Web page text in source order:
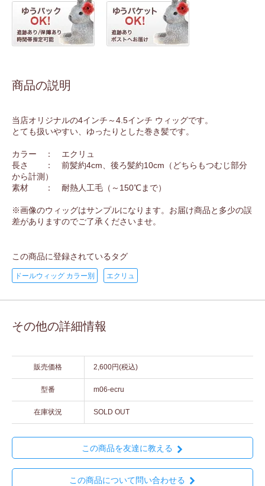
商品の説明
当店オリジナルの4インチ～4.5インチ ウィッグです。
とても扱いやすい、ゆったりとした巻き髪です。
カラー ： エクリュ
長さ ： 前髪約4cm、後ろ髪約10cm（どちらもつむじ部分
から計測）
素材 ： 耐熱人工毛（～150℃まで）
※画像のウィッグはサンプルになります。お届け商品と多少の誤
差がありますのでご了承くださいませ。
この商品に登録されているタグ
ドールウィッグ カラー別 エクリュ
その他の詳細情報
販売価格 2,600円(税込)
型番 m06-ecru
在庫状況 SOLD OUT
この商品を友達に教える
この商品について問い合わせる